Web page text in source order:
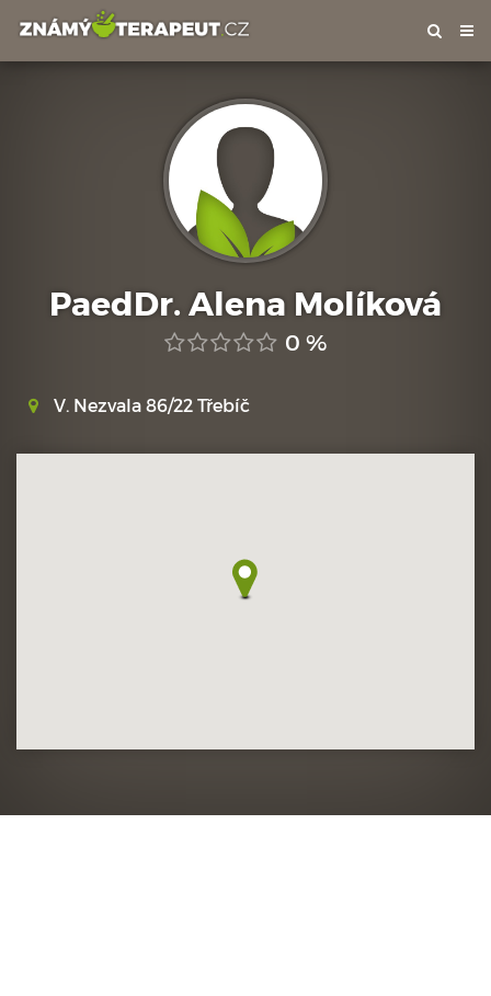
PaedDr. Alena Molíková
0 %
V. Nezvala 86/22 Třebíč